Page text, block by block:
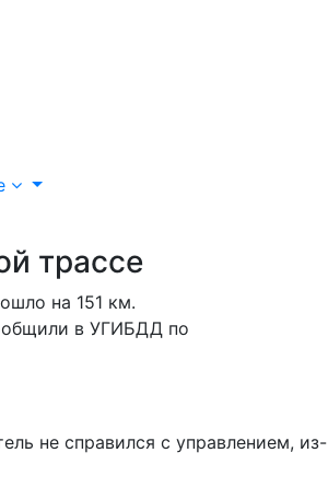
трассе
на 151 км.
в УГИБДД по
не справился с управлением, из-